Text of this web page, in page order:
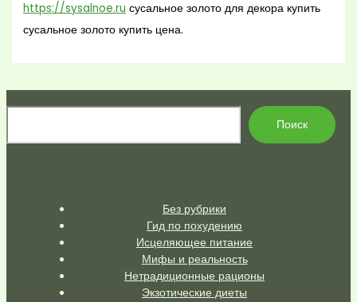
https://sysalnoe.ru сусальное золото для декора купить
сусальное золото купить цена.
Поиск
Без рубрики
Гид по похудению
Исцеляющее питание
Мифы и реальность
Нетрадиционные рационы
Экзотические диеты